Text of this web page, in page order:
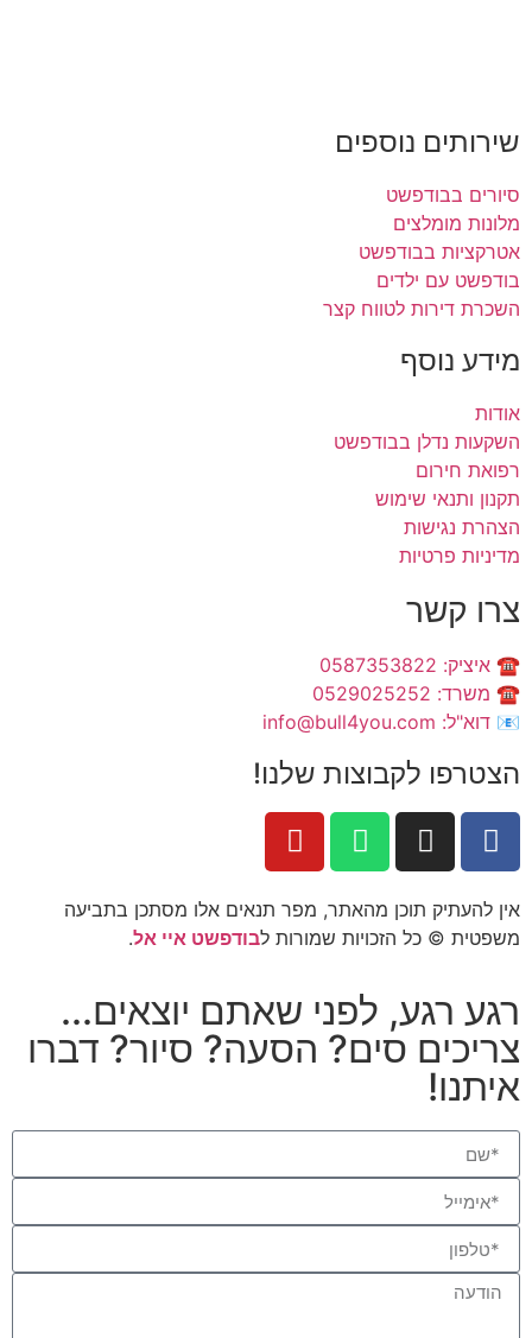
שירותים נוספים
סיורים בבודפשט
מלונות מומלצים
אטרקציות בבודפשט
בודפשט עם ילדים
השכרת דירות לטווח קצר
מידע נוסף
אודות
השקעות נדלן בבודפשט
רפואת חירום
תקנון ותנאי שימוש
הצהרת נגישות
מדיניות פרטיות
צרו קשר
☎️ איציק: 0587353822
☎️ משרד: 0529025252
📧 דוא"ל: info@bull4you.com
הצטרפו לקבוצות שלנו!
אין להעתיק תוכן מהאתר, מפר תנאים אלו מסתכן בתביעה
משפטית © כל הזכויות שמורות לבודפשט איי אל.
רגע רגע, לפני שאתם יוצאים...
צריכים סים? הסעה? סיור? דברו
איתנו!